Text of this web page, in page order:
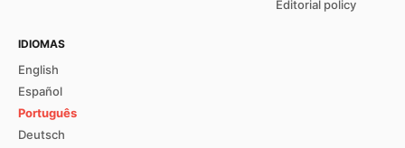
Editorial policy
IDIOMAS
English
Español
Português
Deutsch